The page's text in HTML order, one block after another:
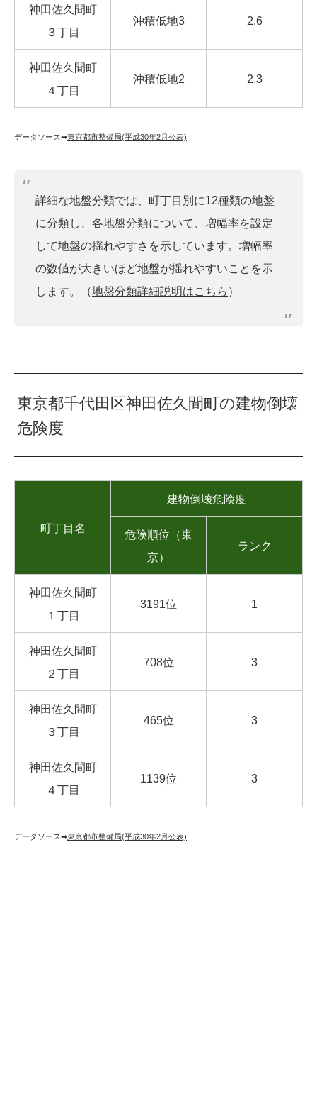
神田佐久間町
３丁目
沖積低地3 2.6
神田佐久間町
４丁目
沖積低地2 2.3
データソース➡︎東京都市整備局(平成30年2月公表)
詳細な地盤分類では、町丁目別に12種類の地盤
に分類し、各地盤分類について、増幅率を設定
して地盤の揺れやすさを示しています。増幅率
の数値が大きいほど地盤が揺れやすいことを示
します。（地盤分類詳細説明はこちら ）
東京都千代田区神田佐久間町の建物倒壊
危険度
町丁目名
建物倒壊危険度
危険順位（東
京）
ランク
神田佐久間町
１丁目
3191位 1
神田佐久間町
２丁目
708位 3
神田佐久間町
３丁目
465位 3
神田佐久間町
４丁目
1139位 3
データソース➡︎東京都市整備局(平成30年2月公表)